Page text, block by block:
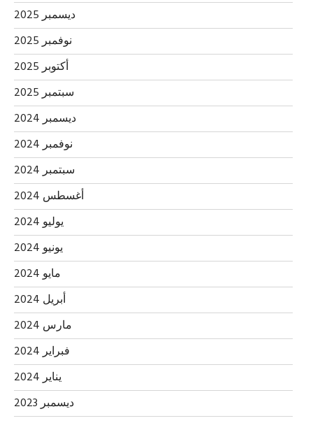
ديسمبر 2025
نوفمبر 2025
أكتوبر 2025
سبتمبر 2025
ديسمبر 2024
نوفمبر 2024
سبتمبر 2024
أغسطس 2024
يوليو 2024
يونيو 2024
مايو 2024
أبريل 2024
مارس 2024
فبراير 2024
يناير 2024
ديسمبر 2023